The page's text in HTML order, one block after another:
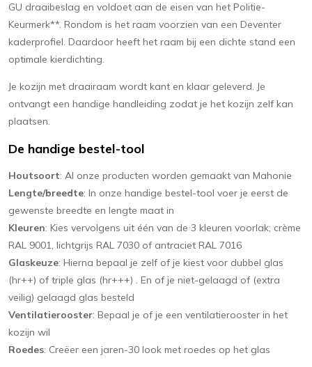
GU draaibeslag en voldoet aan de eisen van het Politie-
Keurmerk**. Rondom is het raam voorzien van een Deventer
kaderprofiel. Daardoor heeft het raam bij een dichte stand een
optimale kierdichting.
Je kozijn met draairaam wordt kant en klaar geleverd. Je
ontvangt een handige handleiding zodat je het kozijn zelf kan
plaatsen.
De handige bestel-tool
Houtsoort: Al onze producten worden gemaakt van Mahonie
Lengte/breedte: In onze handige bestel-tool voer je eerst de
gewenste breedte en lengte maat in
Kleuren: Kies vervolgens uit één van de 3 kleuren voorlak; crème
RAL 9001, lichtgrijs RAL 7030 of antraciet RAL 7016
Glaskeuze: Hierna bepaal je zelf of je kiest voor dubbel glas
(hr++) of triple glas (hr+++) . En of je niet-gelaagd of (extra
veilig) gelaagd glas besteld
Ventilatierooster: Bepaal je of je een ventilatierooster in het
kozijn wil
Roedes: Creëer een jaren-30 look met roedes op het glas